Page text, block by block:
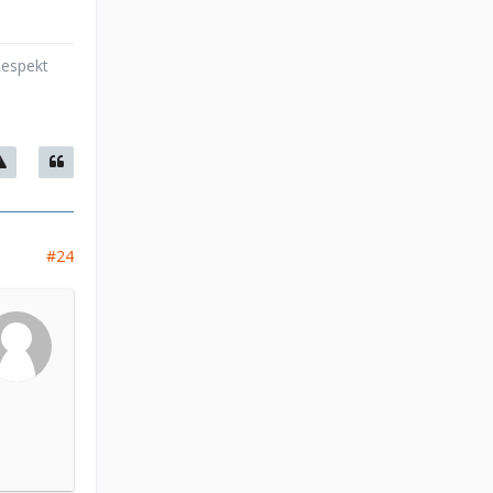
#24